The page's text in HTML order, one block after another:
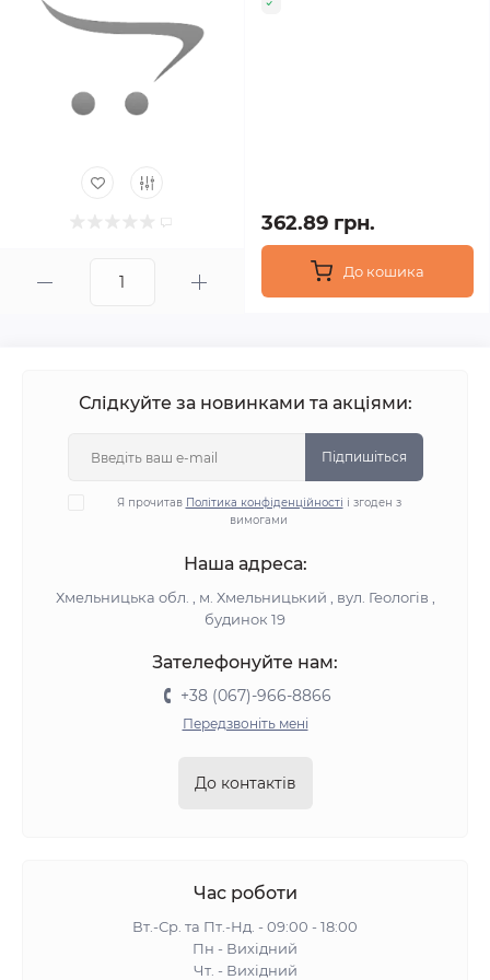
362.89 грн.
До кошика
Слідкуйте за новинками та акціями:
Підпишіться
Я прочитав Політика конфіденційності і згоден з
вимогами
Наша адреса:
Хмельницька обл. , м. Хмельницький , вул. Геологів ,
будинок 19
Зателефонуйте нам:
+38 (067)-966-8866
Передзвоніть мені
До контактів
Час роботи
Вт.-Ср. та Пт.-Нд. - 09:00 - 18:00
Пн - Вихідний
Чт. - Вихідний